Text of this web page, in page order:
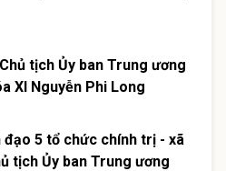
tịch Ủy ban Trung ương
XI Nguyễn Phi Long
đạo 5 tổ chức chính trị - xã
tịch Ủy ban Trung ương